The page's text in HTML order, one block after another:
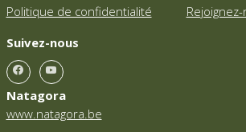
Politique de confidentialité
Suivez-nous
Natagora
www.natagora.be